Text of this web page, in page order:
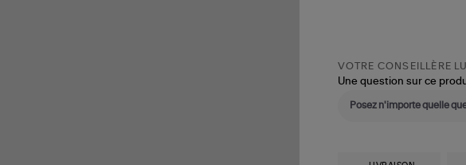
VOTRE CONSEILLÈRE
Une question sur ce